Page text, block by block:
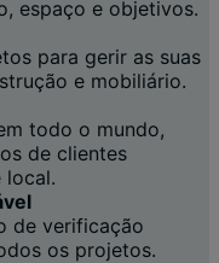
espaço e objetivos.
para gerir as suas
e mobiliário.
todo o mundo,
de clientes
local.
de verificação
os projetos.